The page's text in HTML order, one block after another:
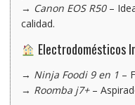
→ Canon EOS R50–
calidad.
Electrodomésticos
→ Ninja Foodi 9 en 1–
→ Roomba j7+–